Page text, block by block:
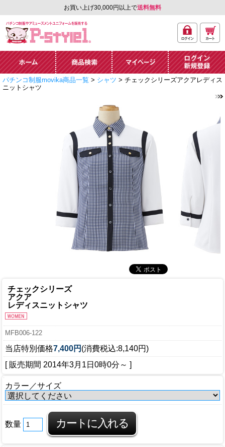
お買い上げ30,000円以上で送料無料
ーズメントユニフォー
ム通販「P-style 1」.
イン
ト
ホーム 商品検索 マイページ
ログイン・新規
パチンコ制服movika商品一覧 > シャツ > チェックシリーズアクアレディス
ニットシャツ
チェックシリーズ
アクア
レディスニットシャツ
MFB006-122
当店特別価格7,400円 (消費税込:8,140円)
[ 販売期間 2014年3月1日0時0分 ～ ]
カラー／サイズ
数量